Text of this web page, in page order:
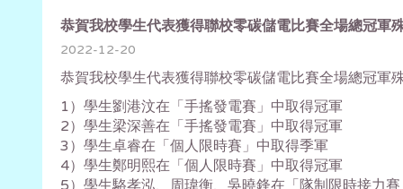
恭賀我校學生代表獲得聯校零碳儲電比賽全場總冠軍
2022-12-20
恭賀我校學生代表獲得聯校零碳儲電比賽全場總冠軍
1）學生劉港汶在「手搖發電賽」中取得冠軍
2）學生梁深善在「手搖發電賽」中取得冠軍
3）學生卓睿在「個人限時賽」中取得季軍
4）學生鄭明熙在「個人限時賽」中取得冠軍
5）學生駱孝泓、周瑋衡、吳曉鋒在「隊制限時接力